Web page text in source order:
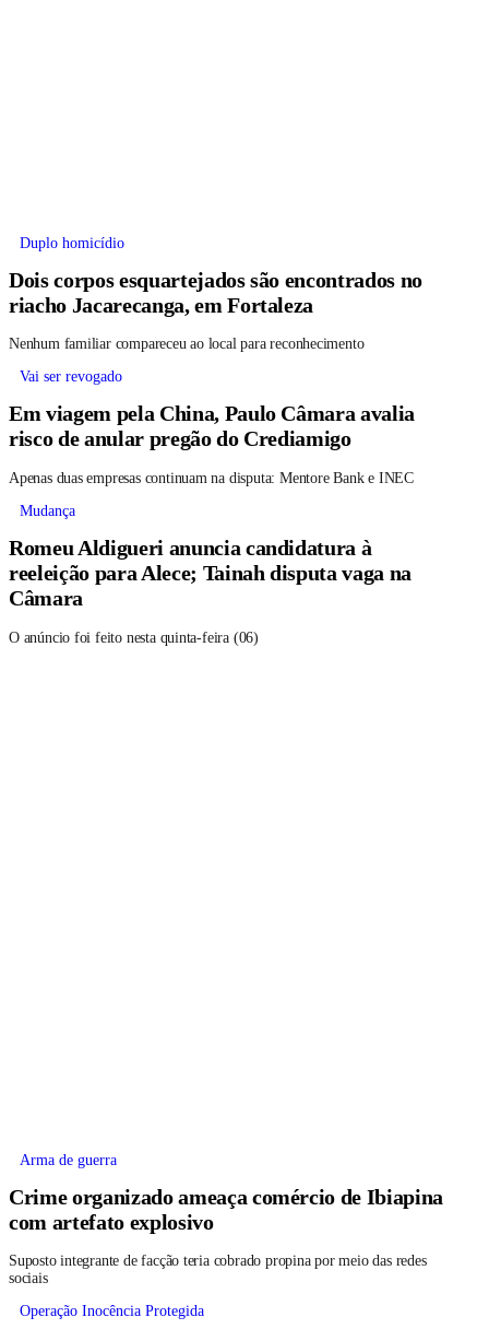
Duplo homicídio
Dois corpos esquartejados são encontrados no
riacho Jacarecanga, em Fortaleza
Nenhum familiar compareceu ao local para reconhecimento
Vai ser revogado
Em viagem pela China, Paulo Câmara avalia
risco de anular pregão do Crediamigo
Apenas duas empresas continuam na disputa: Mentore Bank e INEC
Mudança
Romeu Aldigueri anuncia candidatura à
reeleição para Alece; Tainah disputa vaga na
Câmara
O anúncio foi feito nesta quinta-feira (06)
Arma de guerra
Crime organizado ameaça comércio de Ibiapina
com artefato explosivo
Suposto integrante de facção teria cobrado propina por meio das redes
sociais
Operação Inocência Protegida